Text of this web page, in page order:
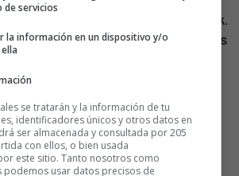
de Benjamin Black.
que tratan temas filosóficos de autores
Milan Kundera. Alberto, por su parte,
y entre sus libros favoritos se
normal de Benito Taibo o Cartas a
implica no solo ser un buen lector,
frente a la cámara, por
de servicios
la información en un dispositivo y/o
se tratarán y la información de tu
identificadores únicos y otros datos en
ser almacenada y consultada por 205
con ellos, o bien usada
este sitio. Tanto nosotros como
podemos usar datos precisos de